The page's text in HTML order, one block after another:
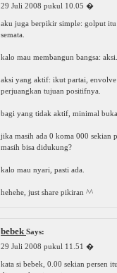
29 Juli 2008 pukul 10.05 �
aku juga berpikir simple: golput
semata.
kalo mau membangun bangsa: aksi.
aksi yang aktif: ikut partai,
perjuangkan tujuan positifnya.
bagi yang tidak aktif, minimal
jika masih ada 0 koma 000
masih bisa didukung?
kalo mau nyari, pasti ada.
hehehe, just share pikiran ^^
bebek Says:
29 Juli 2008 pukul 11.51 �
kata si bebek, 0.00 sekian persen